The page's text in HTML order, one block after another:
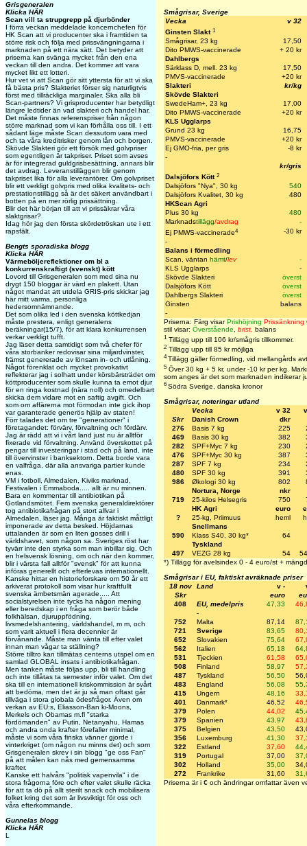
Grisgeneralen
Klicka HÄR
Scan vill ta strupgrepp på djurbönder
I förra veckan meddelade koncernchefen för
HK Scan att vi producenter ska i framtiden ta
större risk och följa med prissvängningarna i
marknaden på ett nära sätt. Det betyder att
priserna kan svänga mycket från den ena
veckan till den andra. Det kommer att vara
mycket likt ett lotteri.
Hur vet vi att Scan gör sitt yttersta för att vi ska
få bästa pris? Slakteriet förser sig naturligtvis
först med tillräckliga marginaler. Ska alla bli
Scan-partners? Vi grisproducenter har betydligt
längre ledtider än vad slakteri och handel har.
Det måste finnas referenspriser från någon
större marknad som vi kan förhålla oss till. I ett
sådant läge måste Scan dessutom vara med
och ta våra kreditrisker genom lån och borgen.
Skövde Slakteri gör ett försök med golvpriser
som egentligen är takpriser. Priset som avses
är för integrerad guldgrisbesättning, annars blir
det avdrag. Leveranstilläggen blir genom
takpriset lika för alla leverantörer. Om golvpriset
blir ett verkligt golvpris med olika kvalitets- och
prestationstillägg så är det säkert användbart i
botten på en mer rörlig prissättning.
Blir det här början till att vi prissäkrar våra
slaktgrisar?
Idag hör jag den första skördetröskan ute i ett
rapsfält.
Bengts sporadiska blogg
Klicka HÄR
Värmeböljereflektioner om bl a
konkurrenskraftigt (svenskt) kött
Lovord till Grisgeneralen som med sina nu
drygt 150 bloggar är värd en plakett. Utan
något mandat att utdela GRIS-pris skickar jag
här mitt varma, personliga
hedersomnämnande.
Det som olika led i den svenska köttkedjan
måste prestera, enligt generalens
beräkningar(15/7), för att klara konkurrensen
verkar verkligt tufft.
Jag läser detta samtidigt som två chefer för
våra storbanker redovisar sina miljardvinster,
främst genererade av lönsam in- och utlåning.
Något förenklat och mycket provokativt
reflekterar jag i solhatt under körsbärsträdet om
köttproducenter som skulle kunna ta emot djur
för en ringa kostnad (nära noll) och omedelbart
skicka dem vidare mot en saftig avgift. Och
som om affärerna mot förmodan inte gick ihop
var garanterade generös hjälp av staten!
Förr talades det om tre "generationer" i
företagandet: förvärv, förvaltning och fördärv.
Jag är rädd att vi i vårt land just nu är alltför
fixerade vid förvaltning. Använd överskottet på
pengar till investeringar i stad och på land, inte
till övervinster i banksektorn. Detta borde vara
en valfråga, där alla ansvariga partier kunde
enas.
VM i fotboll, Almedalen, Kiviks marknad,
Festivalen i Emmaboda..... allt är nu minnen.
Bara en kommentar till antibiotikan på
Gotlandsmötet. Fem svenska generaldirektörer
tog antibiotikafrågan på stort allvar i
Almedalen, läser jag. Många är faktiskt måttligt
imponerade av detta besked. Höjdarnas
uttalanden är som en liten gosses drill i
världshavet, som någon sa. Sveriges röst har
tyvärr inte den styrka som man inbillar sig. Och
en helsvensk lösning, om och när den kommer,
blir i värsta fall alltför "svensk" för att kunna
införas generellt och efterlevas internationellt.
Kanske hittar en historieforskare om 50 år ett
arkiverat protokoll som visar hur kraftfullt
svenska ämbetsmän agerade..... Att
socialstyrelsen inte tycks ha någon mening
eller beredskap i en fråga som berör både
folkhälsan, djuruppfödning,
livsmedelshantering, världshandel, m m, och
som varit aktuell i flera decennier är
förvånande. Måste man vänta till efter valet
innan man vågar ta ställning?
Större tilltro kan tillmätas centerns utspel om en
samlad GLOBAL insats i antibiotikafrågan.
Men tanken måste följas upp, bli till handling
och inte tillåtas ta semester inför valet. Om det
ska till en internationell kriskommission är svårt
att bedöma, men det är ju så man oftast går
tillväga i stora globala ödesfrågor. Även om
verkan av EU:s, Eliasson-Ban ki-Moons,
Merkels och Obamas m.fl "starka
fördömanden" av Putin, Netanyahu, Hamas
och andra onda krafter förefaller minimal,
måste vi som våra finska vänner gjorde i
vinterkriget (om någon nu minns det) och som
Grisgeneralen skrev i sin blogg "ge oss Fan"
på att målen kan nås med gemensamma
krafter.
Kanske ett halvårs "politisk vapenvila" i de
stora frågorna före och efter valet skulle räcka
för att ta dö på allt sterilt snack och mobilisera
folket kring det som är livsviktigt för oss och
våra efterkommande.
Gunnelas blogg
Klicka HÄR
L
Smågrisar, Sverige
Vecka
v 32
Ginsten Slakt 1
Smågrisar, 23 kg
17,50
Dito PMWS-vaccinerade
+ 20 kr
Dahlbergs
Särklass D, mell. 23 kg
17,50
PMVS-vaccinerade
+20 kr
Slakteri
kr/kg
Skövde Slakteri
SwedeHam+, 23 kg
17,00
Dito PMWS-vaccinerade
+20 kr
KLS Ugglarps
Grund 23 kg
16,75
PMVS-vaccinerade
+20 kr
Ej GMO-fria, per gris
-8 kr
-
kr/gris
Dalsjöfors Kött 2
Dalsjöfors "Nya", 30 kg
540
Dalsjöfors Kvalitet, 30 kg
480
HKScan Agri
Plus 30 kg
480
Marknadstillägg/avdrag
-
Ej PMWS-vaccinerade4
-30 kr
-
Balans i förmedling
Scan, väntan hämt/lev
-
KLS Ugglarps
-
Skövde Slakteri
överst
Dalsjöfors Kött
överst
Dahlbergs Slakteri
överst
Ginsten
balans
-
Priserna: Färg visarPrishöjning Prissänkning
stil visar: Överstående, brist, balans
1 Tillägg upp till 106 kr/smågris tillkommer.
2 Tillägg upp till 85 kr möjliga
4Tillägg gäller förmedling, vid mellangårds
5 Över 30 kg + 5 kr, under -10 kr per kg.
som anges är det som marknaden indikerar
6 Södra Sverige, danska kronor
Smågrisar, noteringar utland
Vecka
v 32
Skr
Danish Crown
dkr
276
Basis 7 kg 225
469
Basis 30 kg 382
282
SPF+Myc 7 kg 230
476
SPF+Myc 30 kg 387
287
SPF 7 kg 234
480
SPF 30 kg 391
986
Økologi 30 kg 802
Nortura, Norge
nkr
719
25-kilos Helsegris 750
HK Agri
euro
?
25-kg, Priimuus heml
Snellmans
590
Klass S40, 30 kg*
64
Tyskland
497
VEZG 28 kg 54
*) Tillägg för avelsindex 0 - 4 euro/st +
Smågrisar i EU, faktiskt avräknade priser
18 nov
Land v -
Skr
euro
408
EU, medelpris 47,33
-
752
Malta 87,14
721
Sverige 83,65
652
Slovakien 75,64
562
Italien 65,18
531
Tjeckien 61,58
508
Finland 58,97
487
Tyskland 56,50
483
England 56,08
415
Ungern 48,16
401
Danmark* 46,52
379
Polen 44,02
379
Spanien 43,97
375
Belgien 43,50
356
Luxemburg 41,30
322
Estland 37,60
319
Portugal 37,00
302
Holland 35,00
272
Frankrike 31,60
Priserna är i € och ändringar omfattar även